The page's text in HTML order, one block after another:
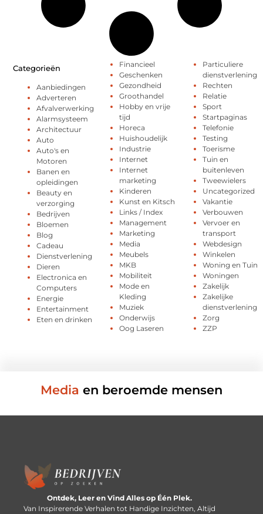
Categorieën
Aanbiedingen
Adverteren
Afvalverwerking
Alarmsysteem
Architectuur
Auto
Auto's en
Motoren
Banen en
opleidingen
Beauty en
verzorging
Bedrijven
Bloemen
Blog
Cadeau
Dienstverlening
Dieren
Electronica en
Computers
Energie
Entertainment
Eten en drinken
Financieel
Geschenken
Gezondheid
Groothandel
Hobby en vrije
tijd
Horeca
Huishoudelijk
Industrie
Internet
Internet
marketing
Kinderen
Kunst en Kitsch
Links / Index
Management
Marketing
Media
Meubels
MKB
Mobiliteit
Mode en
Kleding
Muziek
Onderwijs
Oog Laseren
Particuliere
dienstverlening
Rechten
Relatie
Sport
Startpaginas
Telefonie
Testing
Toerisme
Tuin en
buitenleven
Tweewielers
Uncategorized
Vakantie
Verbouwen
Vervoer en
transport
Webdesign
Winkelen
Woning en Tuin
Woningen
Zakelijk
Zakelijke
dienstverlening
Zorg
ZZP
Media en beroemde mensen
Ontdek, Leer en Vind Alles op Één Plek.
Van Inspirerende Verhalen tot Handige Inzichten, Altijd